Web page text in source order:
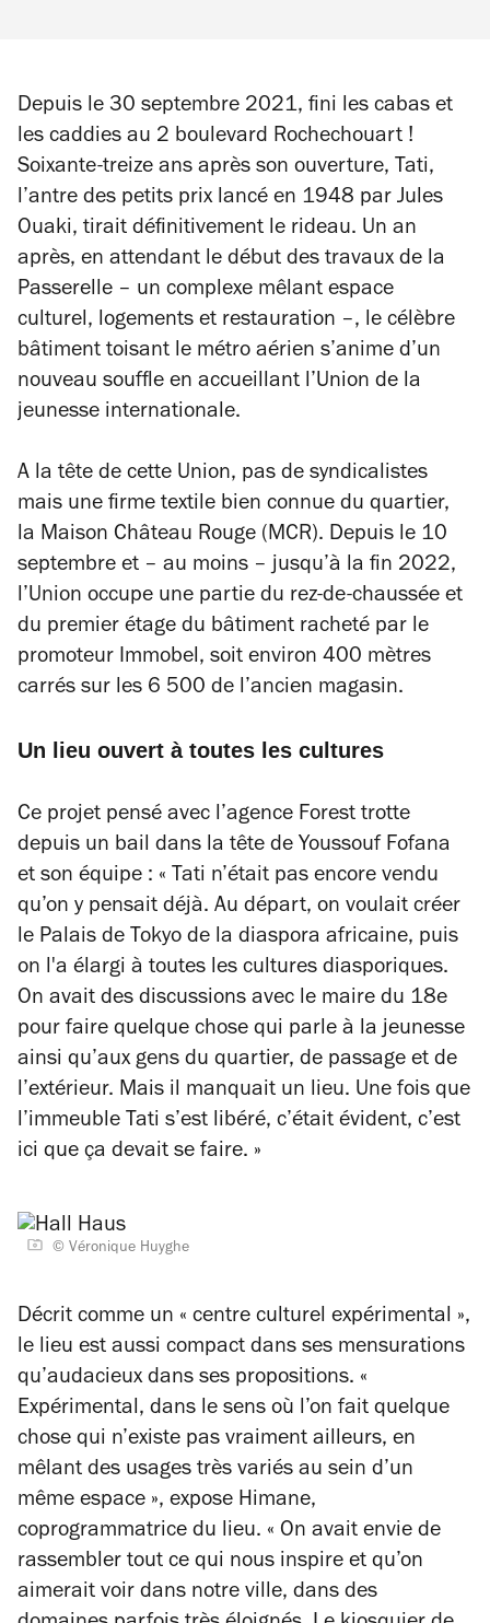
Depuis le 30 septembre 2021, fini les cabas et
les caddies au 2 boulevard Rochechouart !
Soixante-treize ans après son ouverture, Tati,
l’antre des petits prix lancé en 1948 par Jules
Ouaki, tirait définitivement le rideau. Un an
après, en attendant le début des travaux de la
Passerelle – un complexe mêlant espace
culturel, logements et restauration –, le célèbre
bâtiment toisant le métro aérien s’anime d’un
nouveau souffle en accueillant l’Union de la
jeunesse internationale.
A la tête de cette Union, pas de syndicalistes
mais une firme textile bien connue du quartier,
la Maison Château Rouge (MCR). Depuis le 10
septembre et – au moins – jusqu’à la fin 2022,
l’Union occupe une partie du rez-de-chaussée et
du premier étage du bâtiment racheté par le
promoteur Immobel, soit environ 400 mètres
carrés sur les 6 500 de l’ancien magasin.
Un lieu ouvert à toutes les cultures
Ce projet pensé avec l’agence Forest trotte
depuis un bail dans la tête de Youssouf Fofana
et son équipe : « Tati n’était pas encore vendu
qu’on y pensait déjà. Au départ, on voulait créer
le Palais de Tokyo de la diaspora africaine, puis
on l'a élargi à toutes les cultures diasporiques.
On avait des discussions avec le maire du 18e
pour faire quelque chose qui parle à la jeunesse
ainsi qu’aux gens du quartier, de passage et de
l’extérieur. Mais il manquait un lieu. Une fois que
l’immeuble Tati s’est libéré, c’était évident, c’est
ici que ça devait se faire. »
©️ Véronique Huyghe
Décrit comme un « centre culturel expérimental »,
le lieu est aussi compact dans ses mensurations
qu’audacieux dans ses propositions. «
Expérimental, dans le sens où l’on fait quelque
chose qui n’existe pas vraiment ailleurs, en
mêlant des usages très variés au sein d’un
même espace », expose Himane,
coprogrammatrice du lieu. « On avait envie de
rassembler tout ce qui nous inspire et qu’on
aimerait voir dans notre ville, dans des